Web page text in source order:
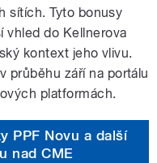
sítích. Tyto bonusy
vhled do Kellnerova
kontext jeho vlivu.
průběhu září na portálu
platformách.
PPF Novu a další
nad CME